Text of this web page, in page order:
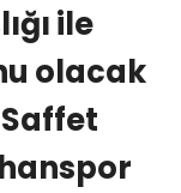
ile
olacak